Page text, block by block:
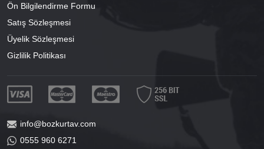
Ön Bilgilendirme Formu
Satış Sözleşmesi
Üyelik Sözleşmesi
Gizlilik Politikası
info@bozkurtav.com
0555 960 6271